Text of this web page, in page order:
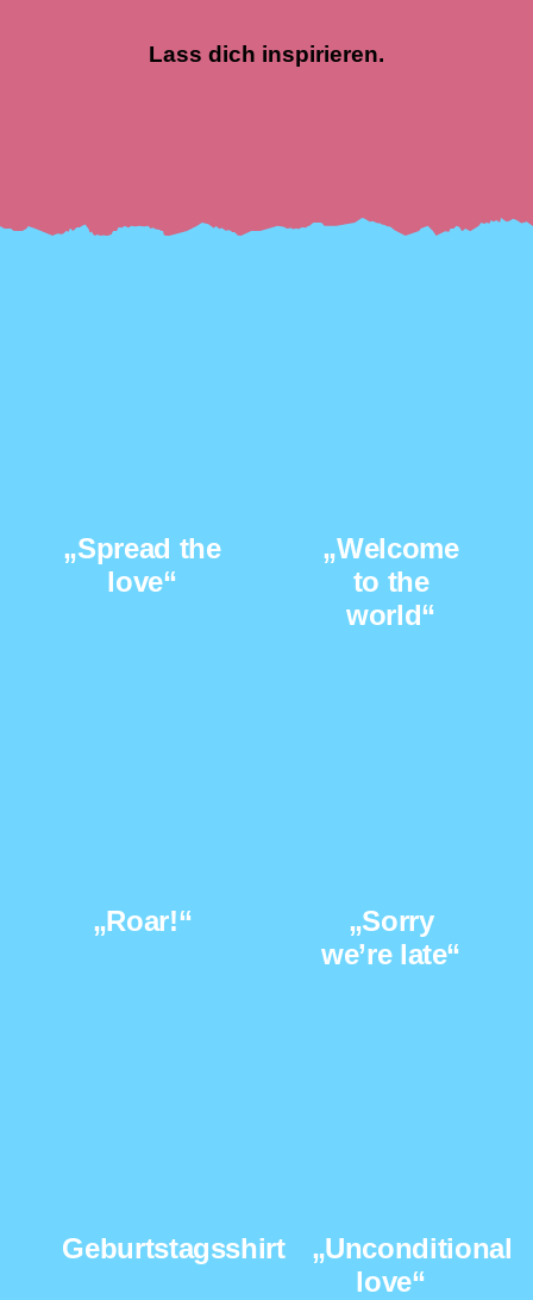
Lass dich inspirieren.
„Spread the
love“
„Welcome
to the
world“
„Roar!“
„Sorry
we’re late“
Geburtstagsshirt
„Unconditional
love“